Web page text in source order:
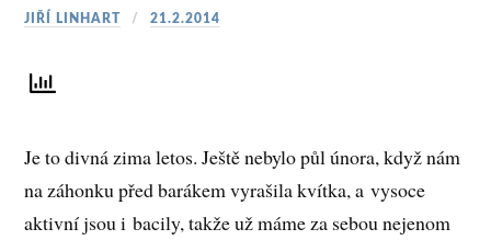
JIŘÍ LINHART 21.2.2014
Je to divná zima letos. Ještě nebylo půl února, když nám
na záhonku před barákem vyrašila kvítka, a vysoce
aktivní jsou i bacily, takže už máme za sebou nejenom